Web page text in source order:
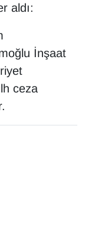
aldı:
İnşaat
ceza